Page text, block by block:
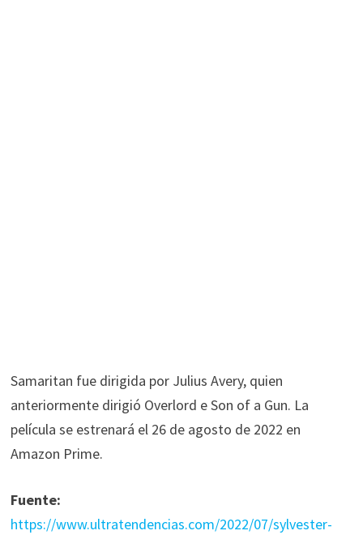
Samaritan fue dirigida por Julius Avery, quien
anteriormente dirigió Overlord e Son of a Gun. La
película se estrenará el 26 de agosto de 2022 en
Amazon Prime.
Fuente:
https://www.ultratendencias.com/2022/07/sylvester-